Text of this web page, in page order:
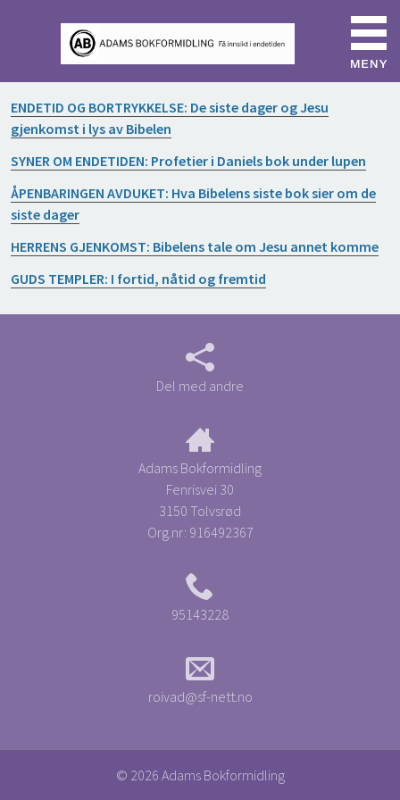
ENDETID OG BORTRYKKELSE: De siste dager og Jesu
gjenkomst i lys av Bibelen
SYNER OM ENDETIDEN: Profetier i Daniels bok under lupen
ÅPENBARINGEN AVDUKET: Hva Bibelens siste bok sier om de
siste dager
HERRENS GJENKOMST: Bibelens tale om Jesu annet komme
GUDS TEMPLER: I fortid, nåtid og fremtid
Del med andre
Adams Bokformidling
Fenrisvei 30
3150 Tolvsrød
Org.nr: 916492367
95143228
roivad@sf-nett.no
© 2026 Adams Bokformidling